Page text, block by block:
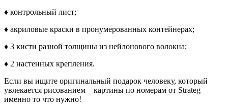
♦ контрольный лист;
♦ акриловые краски в пронумерованных контейнерах;
♦ 3 кисти разной толщины из нейлонового волокна;
♦ 2 настенных крепления.
Если вы ищите оригинальный подарок человеку, который
увлекается рисованием – картины по номерам от Strateg
именно то что нужно!